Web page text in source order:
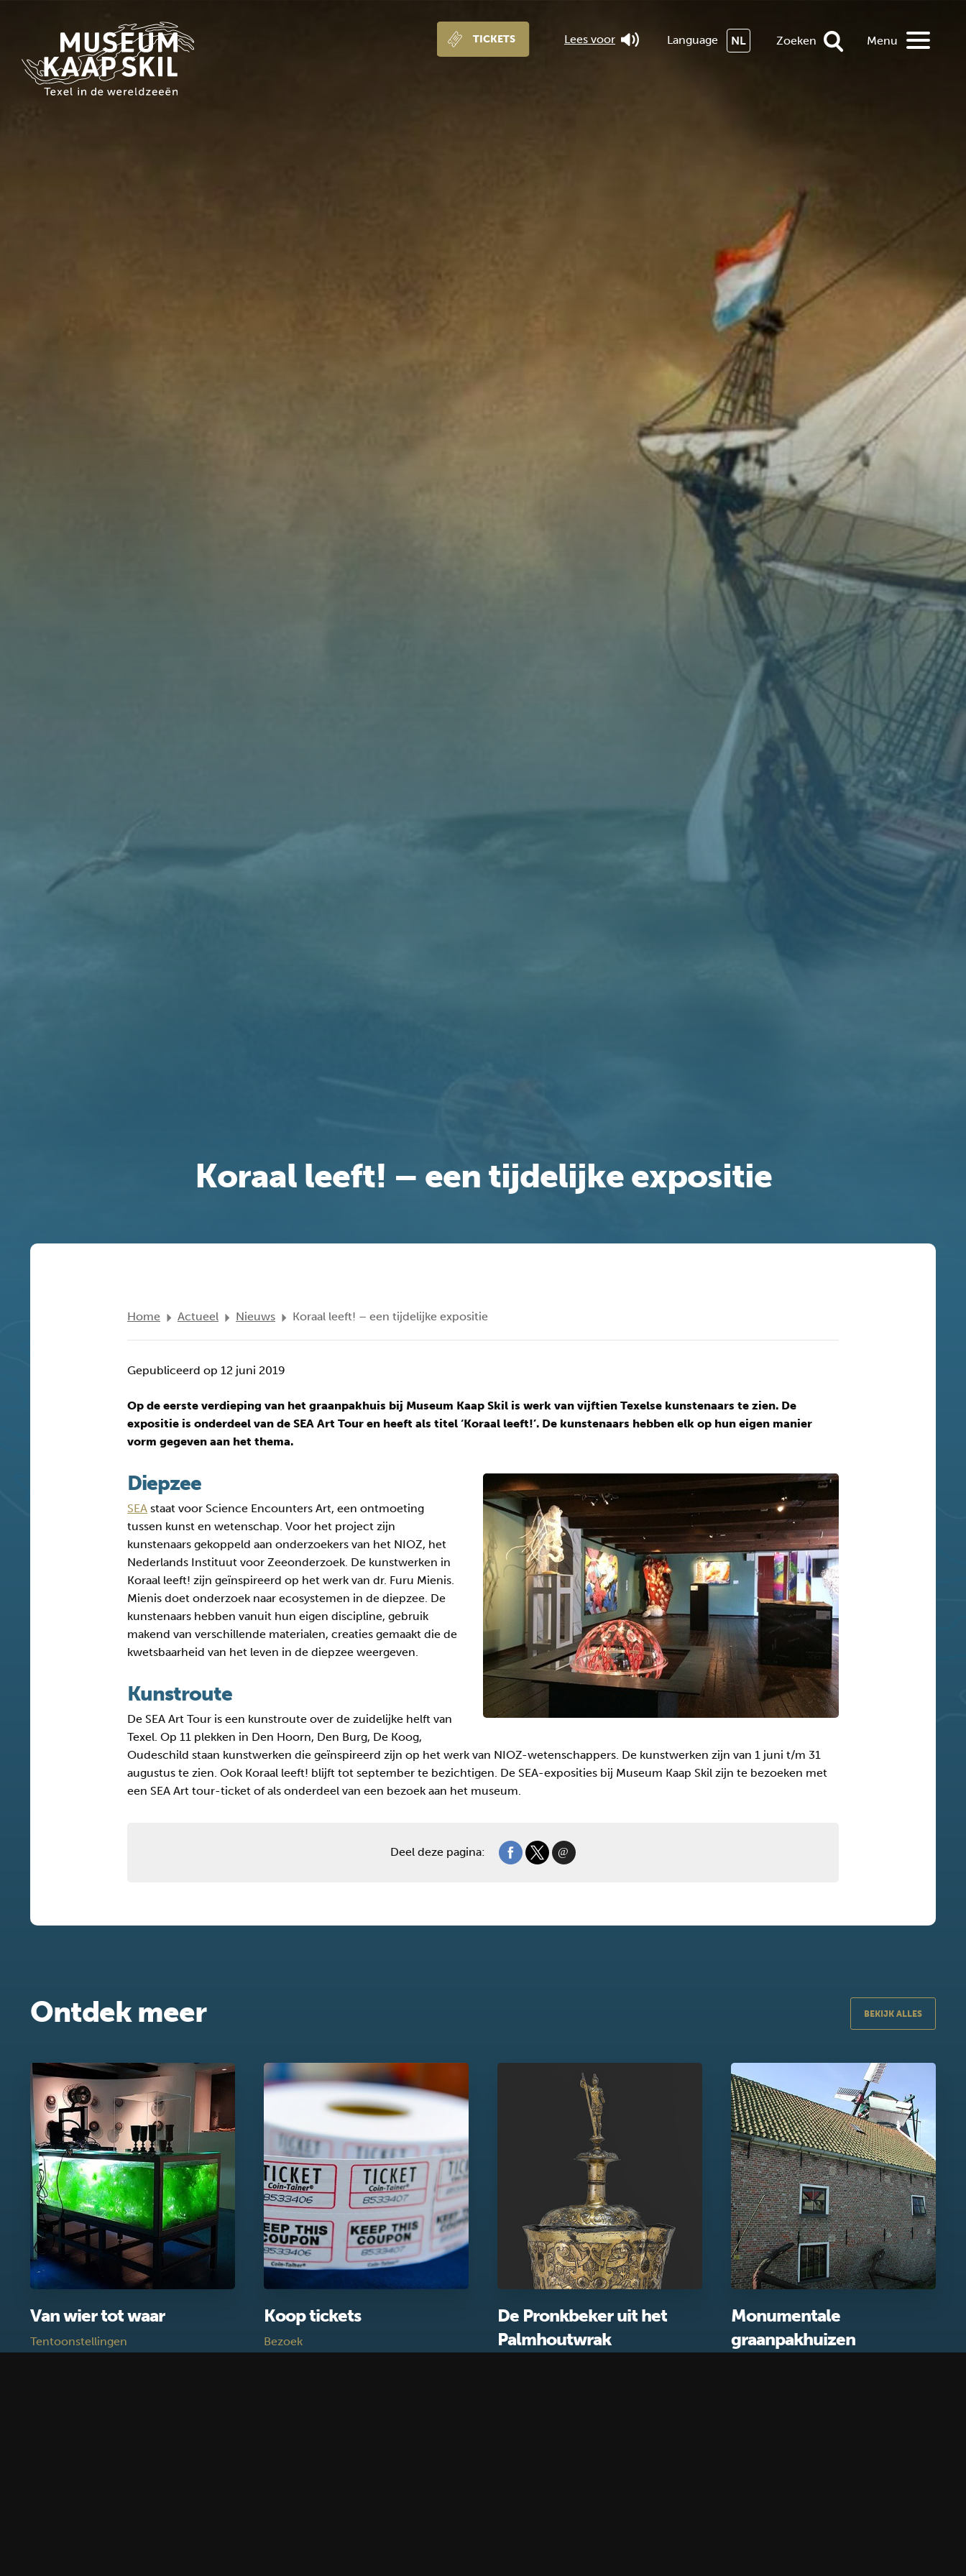
Lees voor Language NL Zoeken
TICKETS Menu
Koraal leeft! – een tijdelijke expositie
Home Actueel Nieuws Koraal leeft! – een tijdelijke expositie
Gepubliceerd op 12 juni 2019
Op de eerste verdieping van het graanpakhuis bij Museum Kaap Skil is werk van vijftien Texelse kunstenaars te zien. De
expositie is onderdeel van de SEA Art Tour en heeft als titel ‘Koraal leeft!’. De kunstenaars hebben elk op hun eigen manier
vorm gegeven aan het thema.
Diepzee
SEA staat voor Science Encounters Art, een ontmoeting
tussen kunst en wetenschap. Voor het project zijn
kunstenaars gekoppeld aan onderzoekers van het NIOZ, het
Nederlands Instituut voor Zeeonderzoek. De kunstwerken in
Koraal leeft! zijn geïnspireerd op het werk van dr. Furu Mienis.
Mienis doet onderzoek naar ecosystemen in de diepzee. De
kunstenaars hebben vanuit hun eigen discipline, gebruik
makend van verschillende materialen, creaties gemaakt die de
kwetsbaarheid van het leven in de diepzee weergeven.
Kunstroute
De SEA Art Tour is een kunstroute over de zuidelijke helft van
Texel. Op 11 plekken in Den Hoorn, Den Burg, De Koog,
Oudeschild staan kunstwerken die geïnspireerd zijn op het werk van NIOZ-wetenschappers. De kunstwerken zijn van 1 juni t/m 31
augustus te zien. Ook Koraal leeft! blijft tot september te bezichtigen. De SEA-exposities bij Museum Kaap Skil zijn te bezoeken met
een SEA Art tour-ticket of als onderdeel van een bezoek aan het museum.
Deel deze pagina:
Ontdek meer BEKIJK ALLES
Van wier tot waar
Tentoonstellingen
Koop tickets
Bezoek
De Pronkbeker uit het
Palmhoutwrak
Monumentale
graanpakhuizen